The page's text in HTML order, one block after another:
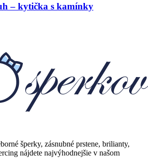
– kytička s kamínky
šperky, zásnubné prstene, brilianty,
nájdete najvýhodnejšie v našom